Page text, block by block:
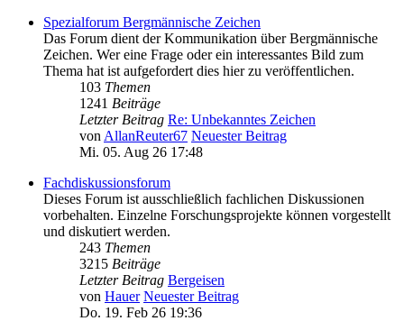
Spezialforum Bergmännische Zeichen
Das Forum dient der Kommunikation über Bergmännische
Zeichen. Wer eine Frage oder ein interessantes Bild zum
Thema hat ist aufgefordert dies hier zu veröffentlichen.
103 Themen
1241 Beiträge
Letzter Beitrag Re: Unbekanntes Zeichen
von AllanReuter67 Neuester Beitrag
Mi. 05. Aug 26 17:48
Fachdiskussionsforum
Dieses Forum ist ausschließlich fachlichen Diskussionen
vorbehalten. Einzelne Forschungsprojekte können vorgestellt
und diskutiert werden.
243 Themen
3215 Beiträge
Letzter Beitrag Bergeisen
von Hauer Neuester Beitrag
Do. 19. Feb 26 19:36